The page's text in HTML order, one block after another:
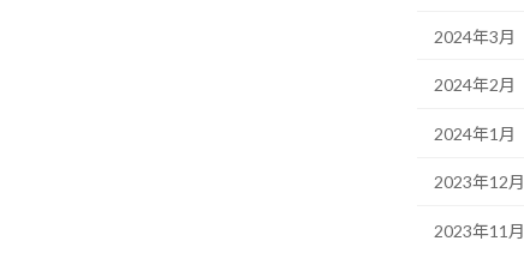
2024年3月
2024年2月
2024年1月
2023年12月
2023年11月